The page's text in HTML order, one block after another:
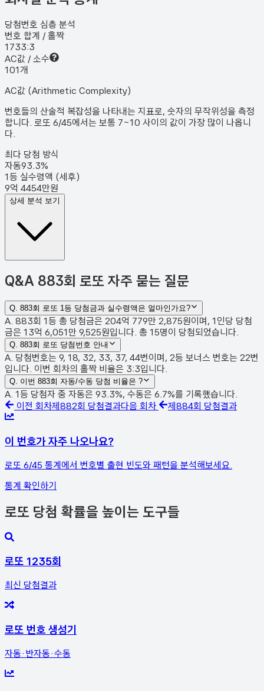
당첨번호 심층 분석
번호 합계 / 홀짝
1733:3
AC값 / 소수
101개
AC값 (Arithmetic Complexity)
번호들의 산술적 복잡성을 나타내는 지표로, 숫자의 무작위성을 측정
합니다. 로또 6/45에서는 보통 7~10 사이의 값이 가장 많이 나옵니
다.
최다 당첨 방식
자동93.3%
1등 실수령액 (세후)
9억 4454만원
상세 분석 보기
Q&A 883회 로또 자주 묻는 질문
Q. 883회 로또 1등 당첨금과 실수령액은 얼마인가요?
A. 883회 1등 총 당첨금은 204억 779만 2,875원이며, 1인당 당첨
금은 13억 6,051만 9,525원입니다. 총 15명이 당첨되었습니다.
Q. 883회 로또 당첨번호 안내
A. 당첨번호는 9, 18, 32, 33, 37, 44번이며, 2등 보너스 번호는 22번
입니다. 이번 회차의 홀짝 비율은 3:3입니다.
Q. 이번 883회 자동/수동 당첨 비율은 ?
A. 1등 당첨자 중 자동은 93.3%, 수동은 6.7%를 기록했습니다.
이전 회차제 882회 당첨결과다음 회차 제 884회 당첨결과
이 번호가 자주 나오나요?
로또 6/45 통계에서 번호별 출현 빈도와 패턴을 분석해보세요.
통계 확인하기
로또 당첨 확률을 높이는 도구들
로또 1235회
최신 당첨결과
로또 번호 생성기
자동·반자동·수동